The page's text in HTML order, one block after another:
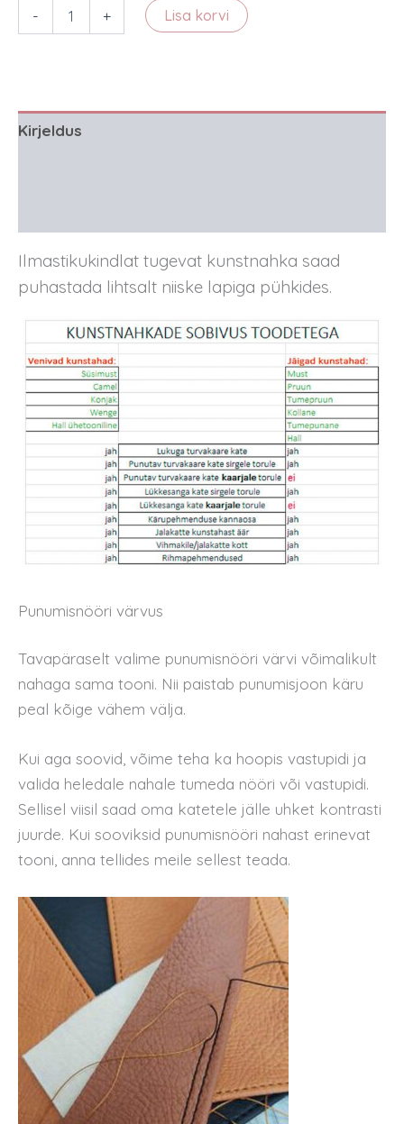
-
kunstnahk
+ Lisa korvi
Kirjeldus
Ilmastikukindlat tugevat kunstnahka saad
puhastada lihtsalt niiske lapiga pühkides.
Punumisnööri värvus
Tavapäraselt valime punumisnööri värvi võimalikult
nahaga sama tooni. Nii paistab punumisjoon käru
peal kõige vähem välja.
Kui aga soovid, võime teha ka hoopis vastupidi ja
valida heledale nahale tumeda nööri või vastupidi.
Sellisel viisil saad oma katetele jälle uhket kontrasti
juurde. Kui sooviksid punumisnööri nahast erinevat
tooni, anna tellides meile sellest teada.